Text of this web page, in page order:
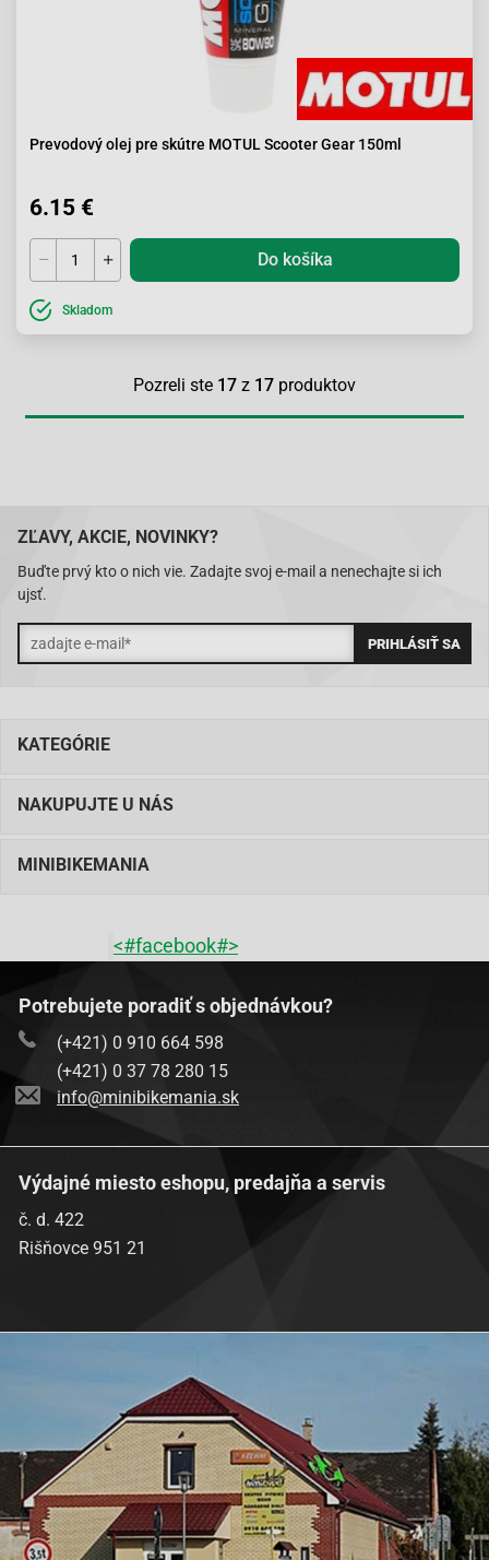
Prevodový olej pre skútre MOTUL Scooter Gear 150ml
6.15 €
Do košíka
Skladom
Pozreli ste 17 z 17 produktov
ZĽAVY, AKCIE, NOVINKY?
Buďte prvý kto o nich vie. Zadajte svoj e-mail a nenechajte si ich
ujsť.
KATEGÓRIE
NAKUPUJTE U NÁS
MINIBIKEMANIA
<#facebook#>
Potrebujete poradiť s objednávkou?
(+421) 0 910 664 598
(+421) 0 37 78 280 15
info@minibikemania.sk
Výdajné miesto eshopu, predajňa a servis
č. d. 422
Rišňovce 951 21